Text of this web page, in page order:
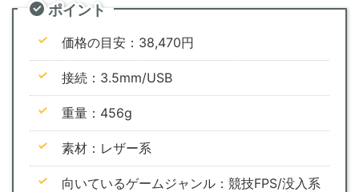
ポイント
価格の目安：38,470円
接続：3.5mm/USB
重量：456g
素材：レザー系
向いているゲームジャンル：競技FPS/没入系